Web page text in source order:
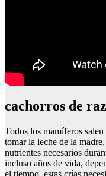
cachorros de
Todos los mamíferos
tomar la leche de la
nutrientes necesarios
incluso años de vida,
el tiempo, estas crías